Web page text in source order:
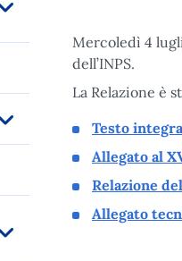
Mercoledì 4
dell’INPS.
La Relazione è
Testo
Allegato al
Relazione
Allegato